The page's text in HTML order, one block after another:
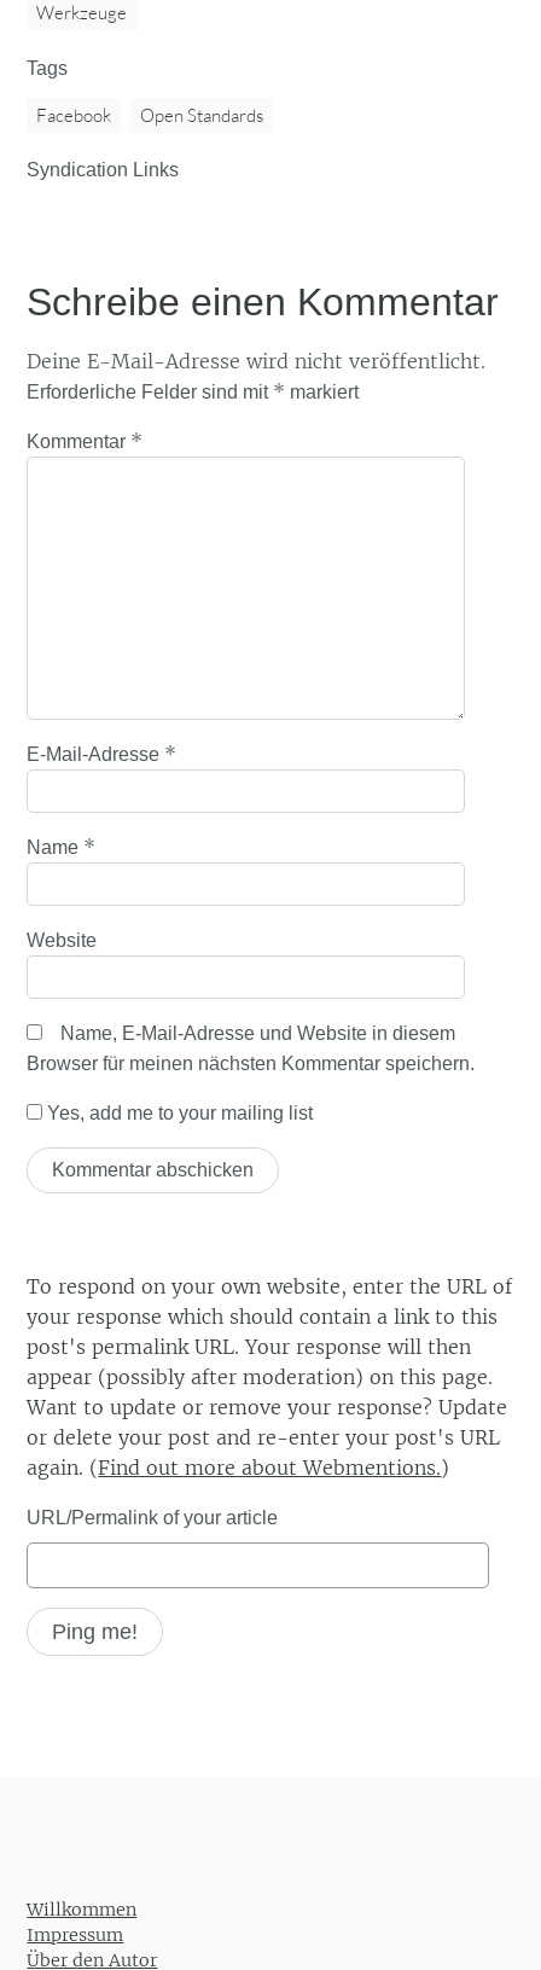
Werkzeuge
Tags
Facebook Open Standards
Syndication Links
Schreibe einen Kommentar
Deine E-Mail-Adresse wird nicht veröffentlicht.
Erforderliche Felder sind mit * markiert
Kommentar *
E-Mail-Adresse *
Name *
Website
Name, E-Mail-Adresse und Website in diesem
Browser für meinen nächsten Kommentar speichern.
Yes, add me to your mailing list
To respond on your own website, enter the URL of
your response which should contain a link to this
post's permalink URL. Your response will then
appear (possibly after moderation) on this page.
Want to update or remove your response? Update
or delete your post and re-enter your post's URL
again. (Find out more about Webmentions.)
URL/Permalink of your article
Willkommen
Impressum
Über den Autor